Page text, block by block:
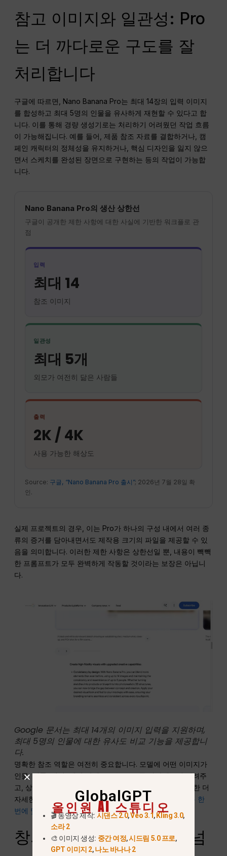
참고 이미지와 일관성: Pro
는 더 까다로운 구도를 잘
처리합니다
구글에 따르면, Nano Banana Pro는 최대 14장의 입력 이미지
를 합성하고 최대 5명의 인물을 유사하게 재현할 수 있다고 합
니다. 이를 통해 경량 생성기로는 처리하기 어려웠던 작업 흐름
이 가능해집니다. 예를 들어, 제품 참조 자료를 결합하거나, 캠
페인 캐릭터의 정체성을 유지하거나, 핵심 디자인을 잃지 않으
면서 스케치를 완성된 장면으로 구현하는 등의 작업이 가능합
니다.
Nano Banana Pro의 생산 상한선
구글이 공개한 제한 사항에 대한 사실에 기반한 워크플로 관
점
입력
최대 14
참조 이미지
일관성
최대 5개
외모가 여전히 닮은 사람들
출력
2K / 4K
사용 가능한 해상도
Source: 구글, “Nano Banana Pro 출시”; 2026년 7월 28일 확
인.
실제 프로젝트의 경우, 이는 Pro가 하나의 구성 내에서 여러 종
류의 증거를 담아내면서도 제작용 크기의 파일을 제공할 수 있
음을 의미합니다. 이러한 제한 사항은 상한선일 뿐, 내용이 빽빽
한 프롬프트가 모두 완벽하게 작동할 것이라는 보장은 아닙니
다.
Google 문서는 최대 14개의 이미지 입력을 지원하며,
최대 5명의 인물에 대한 유사도 비교 기능을 제공합니
다.
명확한 참조 역할은 여전히 중요합니다. 모델에 어떤 이미지가
인물, 제품, 배경, 색상 팔레트 또는 구도를 나타내는지 알려주
고, 상충되는 시각적 지침은 피하십시오. 워크플로우에 대한 더
자세한 설명은 다음을 참조하십시오.Nano Banana Pro는 한
번에 몇 장의 이미지를 사용할 수 있나요?.
창의적인 연출과 현실감 넘
GlobalGPT
올인원 AI 스튜디오
🎬 동영상 제작: 시댄스 2.0,Veo 3.1, Kling 3.0,
소라 2
🎨 이미지 생성: 중간 여정,시드림 5.0 프로,
GPT 이미지 2,나노 바나나 2